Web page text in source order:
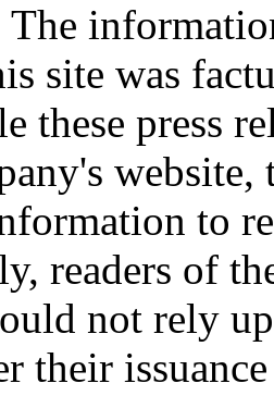
The
site was
these press
website,
to
readers of
not rely
their